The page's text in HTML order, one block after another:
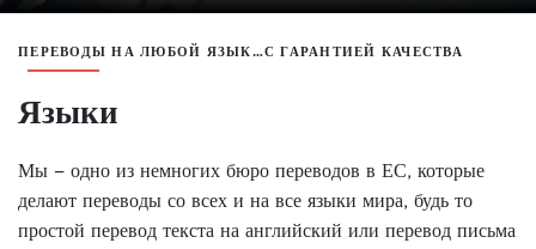
ПЕРЕВОДЫ НА ЛЮБОЙ ЯЗЫК…С ГАРАНТИЕЙ КАЧЕСТВА
Языки
Мы – одно из немногих бюро переводов в ЕС, которые
делают переводы со всех и на все языки мира, будь то
простой перевод текста на английский или перевод письма